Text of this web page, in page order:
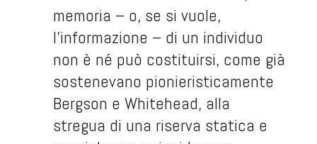
memoria – o, se si vuole,
l’informazione – di un individuo
non è né può costituirsi, come già
sostenevano pionieristicamente
Bergson e Whitehead, alla
stregua di una riserva statica e